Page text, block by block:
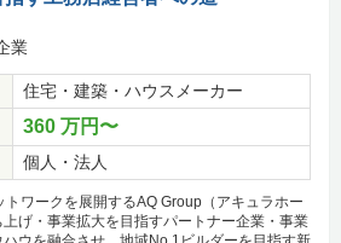
業
住宅・建築・ハウスメーカー
360 万円〜
個人・法人
ワークを展開するAQ Group（アキュラホー
げ・事業拡大を目指すパートナー企業・事業